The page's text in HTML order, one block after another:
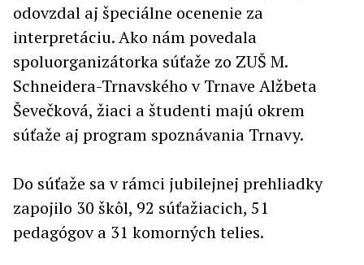
odovzdal aj špeciálne ocenenie za
interpretáciu. Ako nám povedala
spoluorganizátorka súťaže zo ZUŠ M.
Schneidera-Trnavského v Trnave Alžbeta
Ševečková, žiaci a študenti majú okrem
súťaže aj program spoznávania Trnavy.
Do súťaže sa v rámci jubilejnej prehliadky
zapojilo 30 škôl, 92 súťažiacich, 51
pedagógov a 31 komorných telies.